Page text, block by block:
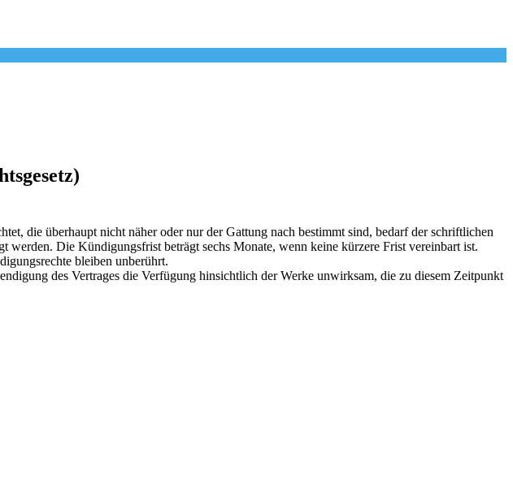
die überhaupt nicht näher oder nur der Gattung nach bestimmt sind, bedarf der schriftlichen
Die Kündigungsfrist beträgt sechs Monate, wenn keine kürzere Frist vereinbart ist.
bleiben unberührt.
des Vertrages die Verfügung hinsichtlich der Werke unwirksam, die zu diesem Zeitpunkt